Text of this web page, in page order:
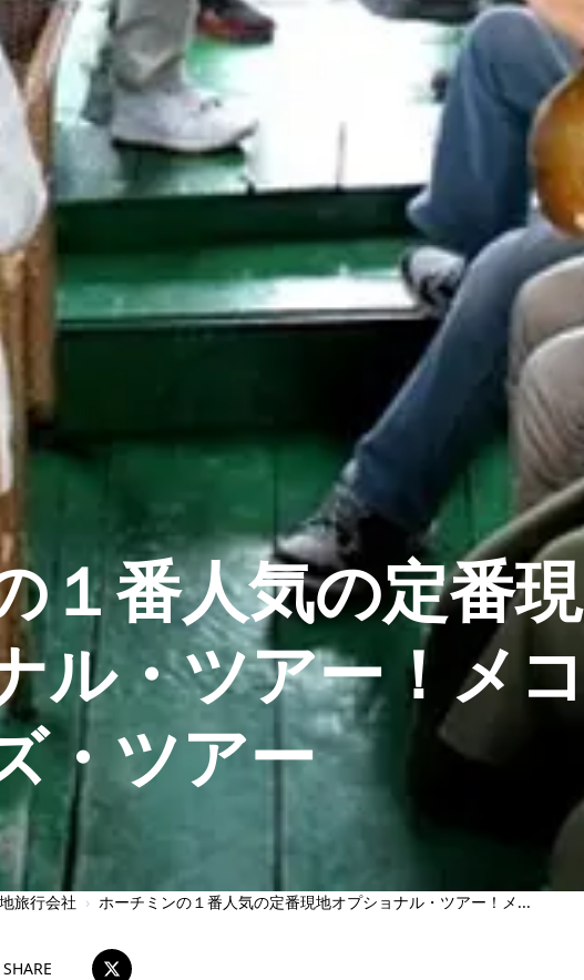
１番人気の定番現
ル・ツアー！メ
・ツアー
旅行会社 › ホーチミンの１番人気の定番現地オプショナル・ツアー！メ...
SHARE